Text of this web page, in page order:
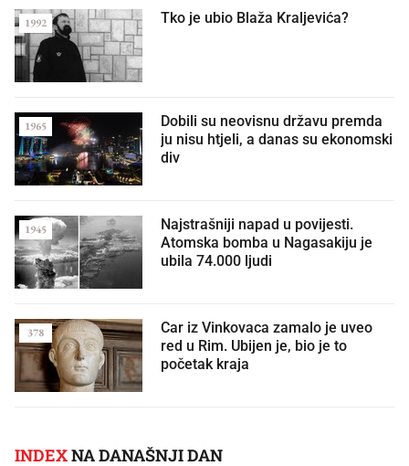
Tko je ubio Blaža Kraljevića?
1992
Dobili su neovisnu državu premda
ju nisu htjeli, a danas su ekonomski
div
1965
Najstrašniji napad u povijesti.
Atomska bomba u Nagasakiju je
ubila 74.000 ljudi
1945
Car iz Vinkovaca zamalo je uveo
red u Rim. Ubijen je, bio je to
početak kraja
378
INDEXNA DANAŠNJI DAN